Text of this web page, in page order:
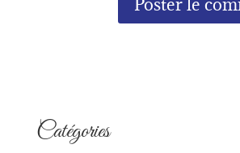
Catégories